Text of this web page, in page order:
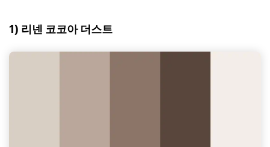
1) 리넨 코코아 더스트